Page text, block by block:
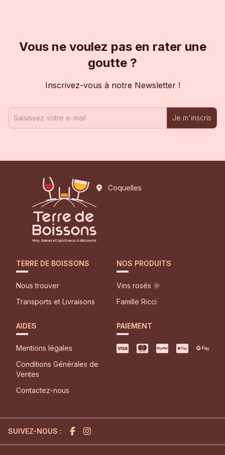
Vous ne voulez pas en rater une
goutte ?
Inscrivez-vous à notre Newsletter !
Je m'inscris
Coquelles
TERRE DE BOISSONS
Nous trouver
Transports et Livraisons
NOS PRODUITS
Vins rosés 🌞
Famille Ricci
AIDES
Mentions légales
Conditions Générales de
Ventes
Contactez-nous
PAIEMENT
SUIVEZ-NOUS :